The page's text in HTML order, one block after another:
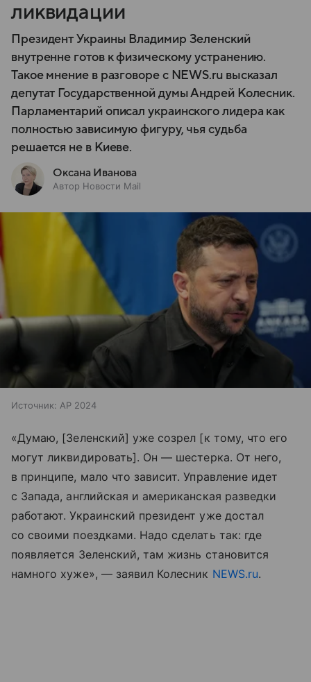
ликвидации
Президент Украины Владимир Зеленский
внутренне готов к физическому устранению.
Такое мнение в разговоре с NEWS.ru высказал
депутат Государственной думы Андрей Колесник.
Парламентарий описал украинского лидера как
полностью зависимую фигуру, чья судьба
решается не в Киеве.
Оксана Иванова
Автор Новости Mail
Источник: AP 2024
«Думаю, [Зеленский] уже созрел [к тому, что его
могут ликвидировать]. Он — шестерка. От него,
в принципе, мало что зависит. Управление идет
с Запада, английская и американская разведки
работают. Украинский президент уже достал
со своими поездками. Надо сделать так: где
появляется Зеленский, там жизнь становится
намного хуже», — заявил Колесник NEWS.ru.